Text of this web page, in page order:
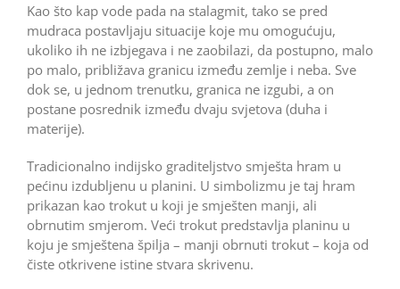
Kao što kap vode pada na stalagmit, tako se pred
mudraca postavljaju situacije koje mu omogućuju,
ukoliko ih ne izbjegava i ne zaobilazi, da postupno, malo
po malo, približava granicu između zemlje i neba. Sve
dok se, u jednom trenutku, granica ne izgubi, a on
postane posrednik između dvaju svjetova (duha i
materije).
Tradicionalno indijsko graditeljstvo smješta hram u
pećinu izdubljenu u planini. U simbolizmu je taj hram
prikazan kao trokut u koji je smješten manji, ali
obrnutim smjerom. Veći trokut predstavlja planinu u
koju je smještena špilja – manji obrnuti trokut – koja od
čiste otkrivene istine stvara skrivenu.